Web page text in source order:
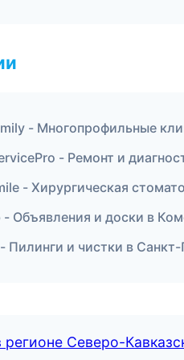
- Многопрофильные
- Ремонт и
- Хирургическая
- Объявления и доски в
Пилинги и чистки в
регионе Северо-